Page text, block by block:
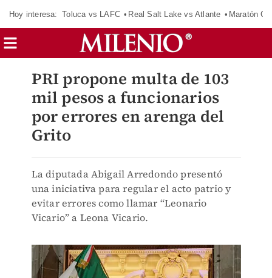
Hoy interesa: Toluca vs LAFC Real Salt Lake vs Atlante Maratón
PRI propone multa de 103
mil pesos a funcionarios
por errores en arenga del
Grito
La diputada Abigail Arredondo presentó
una iniciativa para regular el acto patrio y
evitar errores como llamar “Leonario
Vicario” a Leona Vicario.